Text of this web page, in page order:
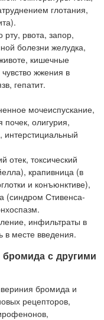
глотания,
рту, рвота, запор,
болезни желудка,
кишечные
жжения в
гепатит.
мочеиспускание,
олигурия,
интерстициальный
отек, токсический
крапивница (в
и конъюнктиве),
(синдром Стивенса-
инфильтраты в
в месте введения.
с другими
бромида и
рецепторов,